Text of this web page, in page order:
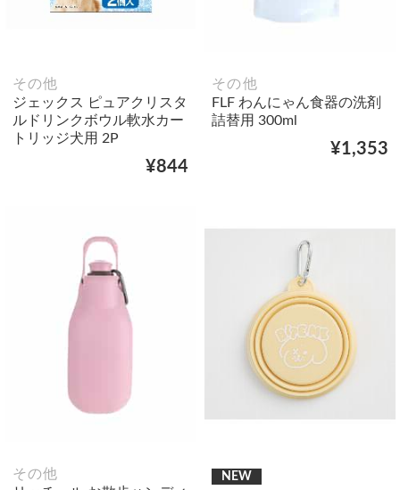
その他
ジェックス ピュアクリスタ
ルドリンクボウル軟水カー
トリッジ犬用 2P
¥844
その他
FLF わんにゃん食器の洗剤
詰替用 300ml
¥1,353
その他
NEW